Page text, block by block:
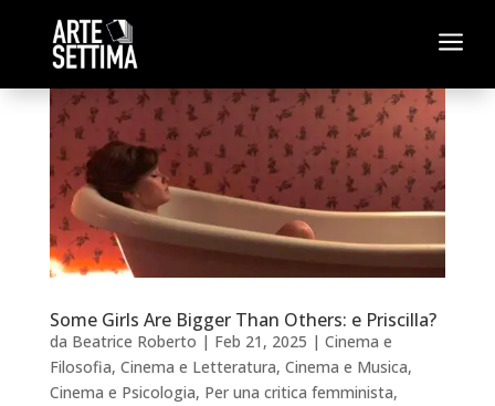
a
Some Girls Are Bigger Than Others: e Priscilla?
da Beatrice Roberto | Feb 21, 2025 | Cinema e
Filosofia, Cinema e Letteratura, Cinema e Musica,
Cinema e Psicologia, Per una critica femminista,